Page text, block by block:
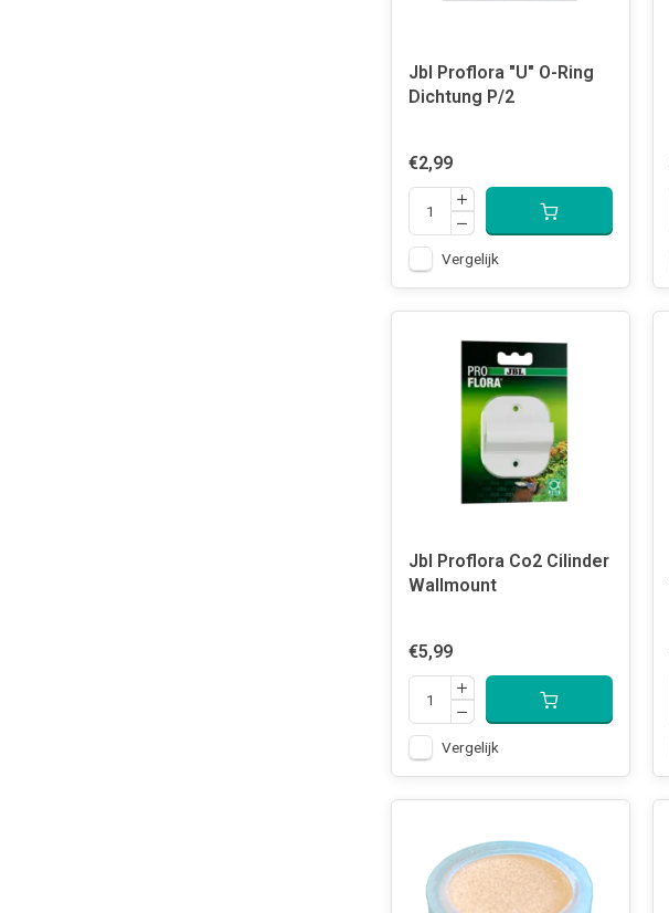
Jbl Proflora "U" O-Ring
Dichtung P/2
€2,99
Vergelijk
Jbl Proflora Co2 Cilinder
Wallmount
€5,99
Vergelijk